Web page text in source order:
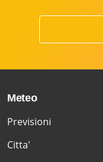
Meteo
Previsioni
Citta'